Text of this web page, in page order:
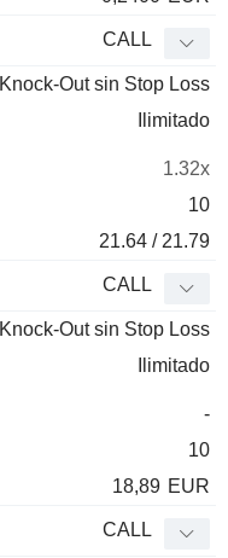
CALL
Knock-Out sin Stop Loss
Ilimitado
1.32x
10
21.64 / 21.79
CALL
Knock-Out sin Stop Loss
Ilimitado
-
10
18,89 EUR
CALL